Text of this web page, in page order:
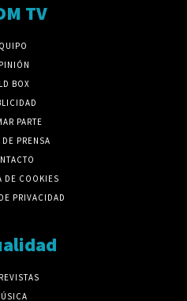
TV
BOX
PARTE
DE PRENSA
DE COOKIES
PRIVACIDAD